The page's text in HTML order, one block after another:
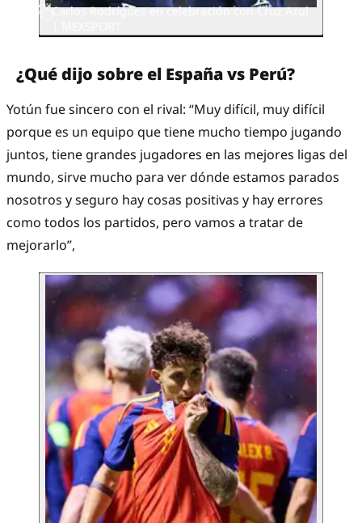
Carlos Rodríguez en celebración con Cruz Azul
¿Qué dijo sobre el España vs Perú?
Yotún fue sincero con el rival: “Muy difícil, muy difícil
porque es un equipo que tiene mucho tiempo jugando
juntos, tiene grandes jugadores en las mejores ligas del
mundo, sirve mucho para ver dónde estamos parados
nosotros y seguro hay cosas positivas y hay errores
como todos los partidos, pero vamos a tratar de
mejorarlo”,